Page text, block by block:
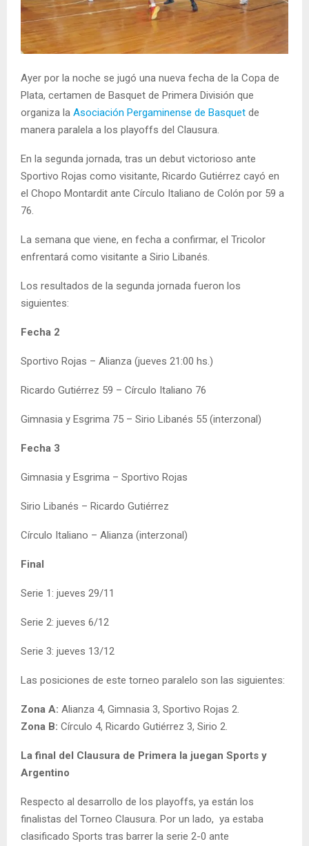
Ayer por la noche se jugó una nueva fecha de la Copa de
Plata, certamen de Basquet de Primera División que
organiza la Asociación Pergaminense de Basquet de
manera paralela a los playoffs del Clausura.
En la segunda jornada, tras un debut victorioso ante
Sportivo Rojas como visitante, Ricardo Gutiérrez cayó en
el Chopo Montardit ante Círculo Italiano de Colón por 59 a
76.
La semana que viene, en fecha a confirmar, el Tricolor
enfrentará como visitante a Sirio Libanés.
Los resultados de la segunda jornada fueron los
siguientes:
Fecha 2
Sportivo Rojas – Alianza (jueves 21:00 hs.)
Ricardo Gutiérrez 59 – Círculo Italiano 76
Gimnasia y Esgrima 75 – Sirio Libanés 55 (interzonal)
Fecha 3
Gimnasia y Esgrima – Sportivo Rojas
Sirio Libanés – Ricardo Gutiérrez
Círculo Italiano – Alianza (interzonal)
Final
Serie 1: jueves 29/11
Serie 2: jueves 6/12
Serie 3: jueves 13/12
Las posiciones de este torneo paralelo son las siguientes:
Zona A: Alianza 4, Gimnasia 3, Sportivo Rojas 2.
Zona B: Círculo 4, Ricardo Gutiérrez 3, Sirio 2.
La final del Clausura de Primera la juegan Sports y
Argentino
Respecto al desarrollo de los playoffs, ya están los
finalistas del Torneo Clausura. Por un lado, ya estaba
clasificado Sports tras barrer la serie 2-0 ante